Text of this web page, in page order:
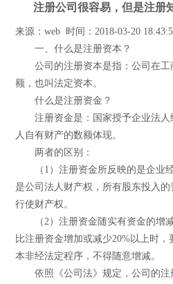
注册公司很容易，但是注册
来源：web 时间：2018-03-20
一、什么是注册资本？
公司的注册资本是指：公司在工
额，也叫法定资本。
什么是注册资金？
注册资金是：国家授予企业法人
人自有财产的数额体现。
两者的区别：
（1）注册资金所反映的是企业
是公司法人财产权，所有股东投入
行使财产权。
（2）注册资金随实有资金的增
比注册资金增加或减少20%以上时
本非经法定程序，不得随意增减。
依照《公司法》规定，公司的注